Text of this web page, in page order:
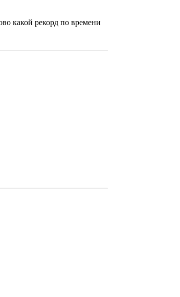
какой рекорд по времени